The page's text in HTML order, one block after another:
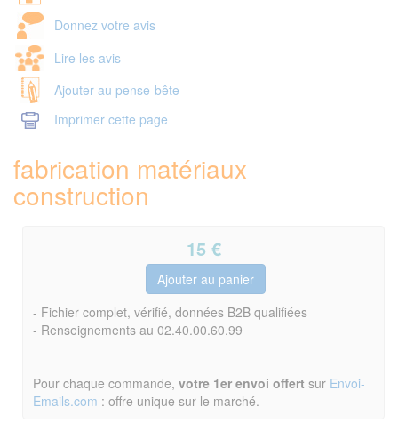
Donnez votre avis
Lire les avis
Ajouter au pense-bête
Imprimer cette page
fabrication matériaux
construction
15 €
- Fichier complet, vérifié, données B2B qualifiées
- Renseignements au 02.40.00.60.99
Pour chaque commande, votre 1er envoi offert sur Envoi-
Emails.com : offre unique sur le marché.